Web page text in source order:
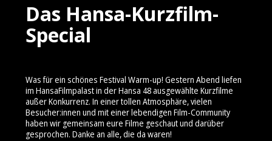
Das Hansa-Kurzfilm-
Special
Was für ein schönes Festival Warm-up! Gestern Abend liefen
im HansaFilmpalast in der Hansa 48 ausgewählte Kurzfilme
außer Konkurrenz. In einer tollen Atmosphäre, vielen
Besucher:innen und mit einer lebendigen Film-Community
haben wir gemeinsam eure Filme geschaut und darüber
gesprochen. Danke an alle, die da waren!